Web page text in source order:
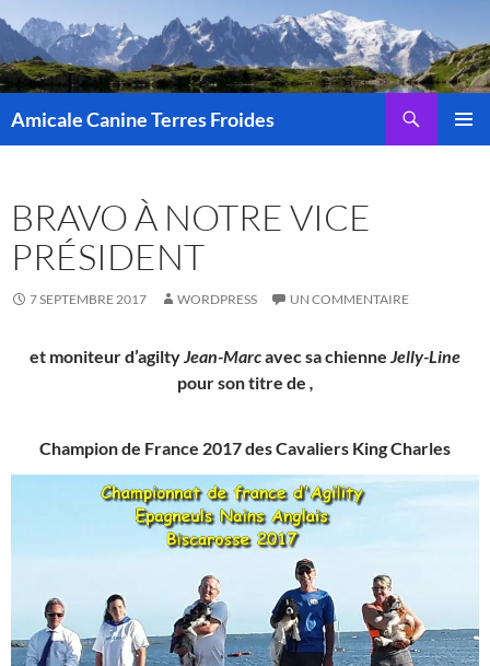
au
contenu
Amicale Canine Terres Froides
BRAVO À NOTRE VICE
PRÉSIDENT
7 SEPTEMBRE 2017 WORDPRESS UN COMMENTAIRE
et moniteur d’agiltyJean-Marcavec sa chienne Jelly-Line
pour son titre de ,
Champion de France 2017 des Cavaliers King Charles